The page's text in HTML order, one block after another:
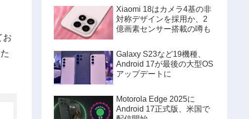
お
Xiaomi 18はカメラ4基の非
対称デザインを採用か、2
億画素センサー搭載の噂も
Galaxy S23など19機種、
Android 17が最後の大型OS
アップデートに
Motorola Edge 2025に
Android 17正式版、米国で